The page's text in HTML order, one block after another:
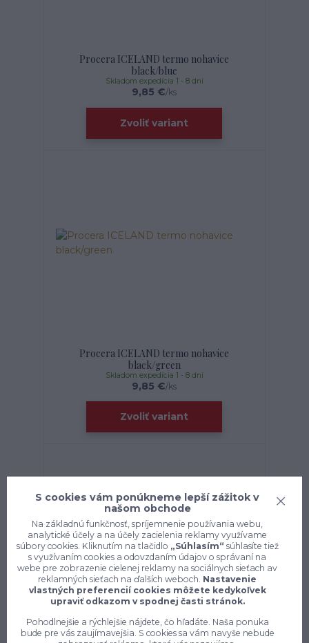
Procera ICELAND termo nohavice
black/blue
9,85 €/ks
Skladom expedícia 1 - 8 dní
Zvoliť variant
Procera ICELAND termo nohavice
black/green
9,85 €/ks
Skladom expedícia 1 - 8 dní
Zvoliť variant
S cookies vám ponúkneme lepší zážitok v
našom obchode
Na základnú funkčnosť, spríjemnenie používania webu,
analytické účely a na účely zacielenia reklamy využívame
súbory cookies. Kliknutím na tlačidlo „Súhlasím“ súhlasíte tiež
s využívaním cookies a odovzdaním údajov o správaní na
webe pre zobrazenie cielenej reklamy na sociálnych sieťach av
reklamných sieťach na ďalších weboch. Nastavenie
vlastných preferencií cookies môžete kedykoľvek
upraviť odkazom v spodnej časti stránok.
Pohodlnejšie a rýchlejšie nájdete, čo hľadáte. Naša ponuka
bude pre vás zaujímavejšia. S cookies sa vám navyše nebude